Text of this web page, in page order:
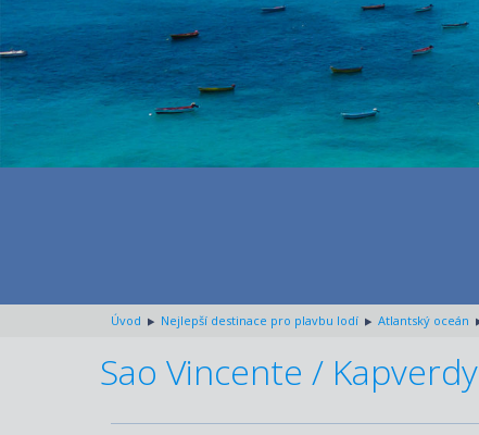
Úvod Nejlepší destinace pro plavbu lodí Atlantský oceán
Sao Vincente / Kapverdy